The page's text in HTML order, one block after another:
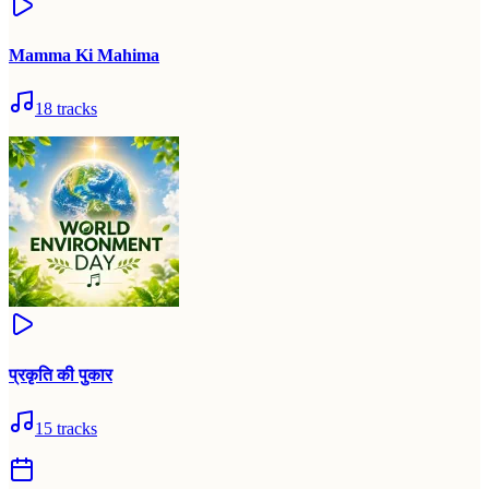
Mamma Ki Mahima
18 tracks
प्रकृति की पुकार
15 tracks